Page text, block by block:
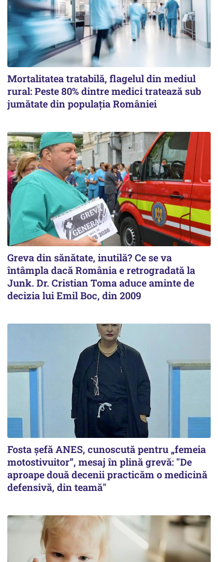
Mortalitatea tratabilă, flagelul din mediul
rural: Peste 80% dintre medici tratează sub
jumătate din populația României
Greva din sănătate, inutilă? Ce se va
întâmpla dacă România e retrogradată la
Junk. Dr. Cristian Toma aduce aminte de
decizia lui Emil Boc, din 2009
Fosta șefă ANES, cunoscută pentru „femeia
motostivuitor”, mesaj în plină grevă: "De
aproape două decenii practicăm o medicină
defensivă, din teamă"